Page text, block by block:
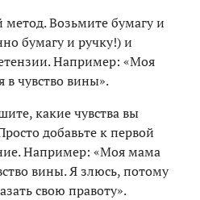
метод. Возьмите бумагу и
бумагу и ручку!) и
Например: «Моя
в чувство вины».
какие чувства вы
добавьте к первой
Например: «Моя мама
вины. Я злюсь, потому
свою правоту».